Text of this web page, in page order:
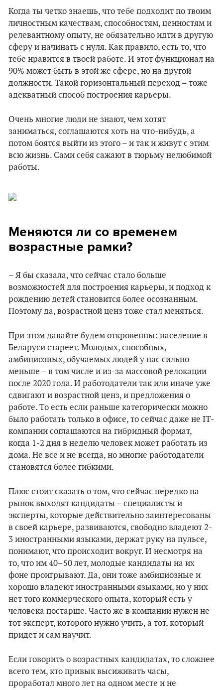
Когда ты четко знаешь, что тебе подходит по твоим
личностным качествам, способностям, ценностям и
релевантному опыту, не обязательно идти в другую
сферу и начинать с нуля. Как правило, есть то, что
тебе нравится в твоей работе. И этот функционал на
90% может быть в этой же сфере, но на другой
должности. Такой горизонтальный переход – тоже
адекватный способ построения карьеры.
Очень многие люди не знают, чем хотят
заниматься, соглашаются хоть на что-нибудь, а
потом боятся выйти из этого – и так и живут с этим
всю жизнь. Сами себя сажают в тюрьму нелюбимой
работы.
Меняются ли со временем
возрастные рамки?
– Я бы сказала, что сейчас стало больше
возможностей для построения карьеры, и подход к
рождению детей становится более осознанным.
Поэтому да, возрастной ценз тоже стал меняться.
При этом давайте будем откровенны: население в
Беларуси стареет. Молодых, способных,
амбициозных, обучаемых людей у нас сильно
меньше – в том числе и из-за массовой релокации
после 2020 года. И работодатели так или иначе уже
сдвигают и возрастной ценз, и предложения о
работе. То есть если раньше категорически можно
было работать только в офисе, то сейчас даже не IT-
компании соглашаются на гибридный формат,
когда 1-2 дня в неделю человек может работать из
дома. Не все и не всегда, но многие работодатели
становятся более гибкими.
Плюс стоит сказать о том, что сейчас нередко на
рынок выходят кандидаты – специалисты и
эксперты, которые действительно заинтересованы
в своей карьере, развиваются, свободно владеют 2-
3 иностранными языками, держат руку на пульсе,
понимают, что происходит вокруг. И несмотря на
то, что им 40–50 лет, молодые кандидаты на их
фоне проигрывают. Да, они тоже амбициозные и
хорошо владеют иностранными языками, но у них
нет того коммерческого опыта, который есть у
человека постарше. Часто же в компании нужен не
тот эксперт, которого нужно учить, а тот, который
придет и сам научит.
Если говорить о возрастных кандидатах, то сложнее
всего тем, кто привык высиживать часы,
проработал много лет на одном месте и не